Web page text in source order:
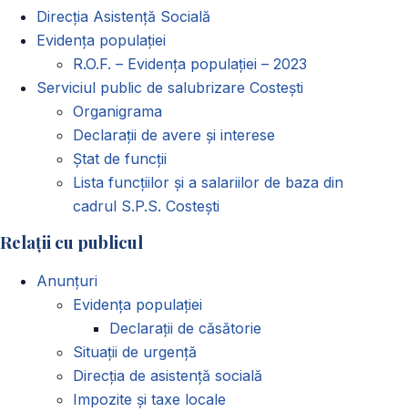
Direcția Asistență Socială
Evidența populației
R.O.F. – Evidența populației – 2023
Serviciul public de salubrizare Costești
Organigrama
Declarații de avere și interese
Ștat de funcții
Lista funcțiilor și a salariilor de baza din
cadrul S.P.S. Costești
Relații cu publicul
Anunțuri
Evidența populației
Declarații de căsătorie
Situații de urgență
Direcția de asistență socială
Impozite și taxe locale